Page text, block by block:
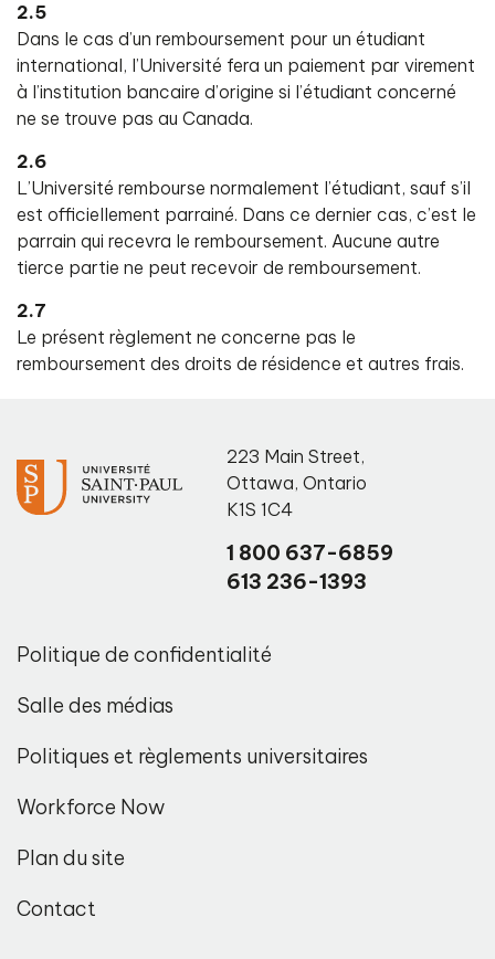
2.5
Dans le cas d’un remboursement pour un étudiant
international, l’Université fera un paiement par virement
à l’institution bancaire d’origine si l’étudiant concerné
ne se trouve pas au Canada.
2.6
L’Université rembourse normalement l’étudiant, sauf s’il
est officiellement parrainé. Dans ce dernier cas, c’est le
parrain qui recevra le remboursement. Aucune autre
tierce partie ne peut recevoir de remboursement.
2.7
Le présent règlement ne concerne pas le
remboursement des droits de résidence et autres frais.
223 Main Street,
Ottawa, Ontario
K1S 1C4
1 800 637-6859
613 236-1393
Politique de confidentialité
Salle des médias
Politiques et règlements universitaires
Workforce Now
Plan du site
Contact